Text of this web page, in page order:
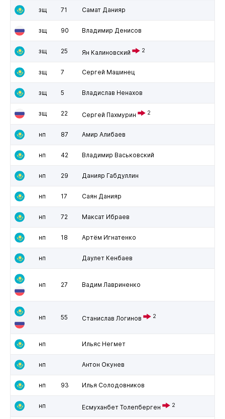
зщ 71 Самат Данияр
зщ 90 Владимир Денисов
зщ 25 Ян Калиновский 2
зщ 7 Сергей Машинец
зщ 5 Владислав Ненахов
зщ 22 Сергей Пахмурин 2
нп 87 Амир Алибаев
нп 42 Владимир Васьковский
нп 29 Данияр Габдуллин
нп 17 Саян Данияр
нп 72 Максат Ибраев
нп 18 Артём Игнатенко
нп Даулет Кенбаев
нп 27 Вадим Лавриненко
нп 55 Станислав Логинов 2
нп Ильяс Негмет
нп Антон Окунев
нп 93 Илья Солодовников
нп Есмуханбет Толепберген 2